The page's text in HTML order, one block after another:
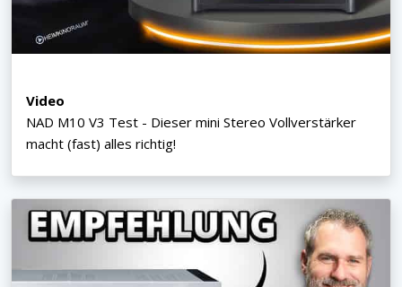
Video
NAD M10 V3 Test - Dieser mini Stereo Vollverstärker
macht (fast) alles richtig!